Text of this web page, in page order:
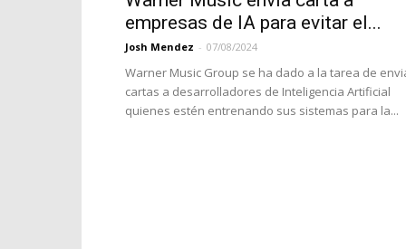
empresas de IA para evitar el...
Josh Mendez - 07/08/2024
Warner Music Group se ha dado a la tarea de
cartas a desarrolladores de Inteligencia Artificial
quienes estén entrenando sus sistemas para la...